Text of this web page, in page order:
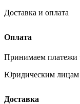
Доставка и оплата
Оплата
Принимаем платежи
Юридическим лицам
Доставка